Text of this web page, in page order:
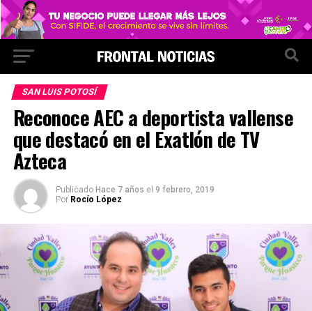
SAN LUIS POTOSÍ
Reconoce AEC a deportista vallense
que destacó en el Exatlón de TV
Azteca
Publicado Hace 7 años el 9 febrero, 2019
Por Rocío López